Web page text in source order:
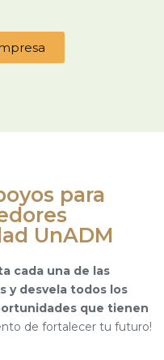
para
UnADM
cada una de las
y desvela todos los
que tienen
de fortalecer tu futuro!